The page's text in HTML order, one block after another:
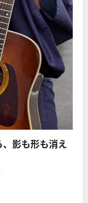
影も形も消え